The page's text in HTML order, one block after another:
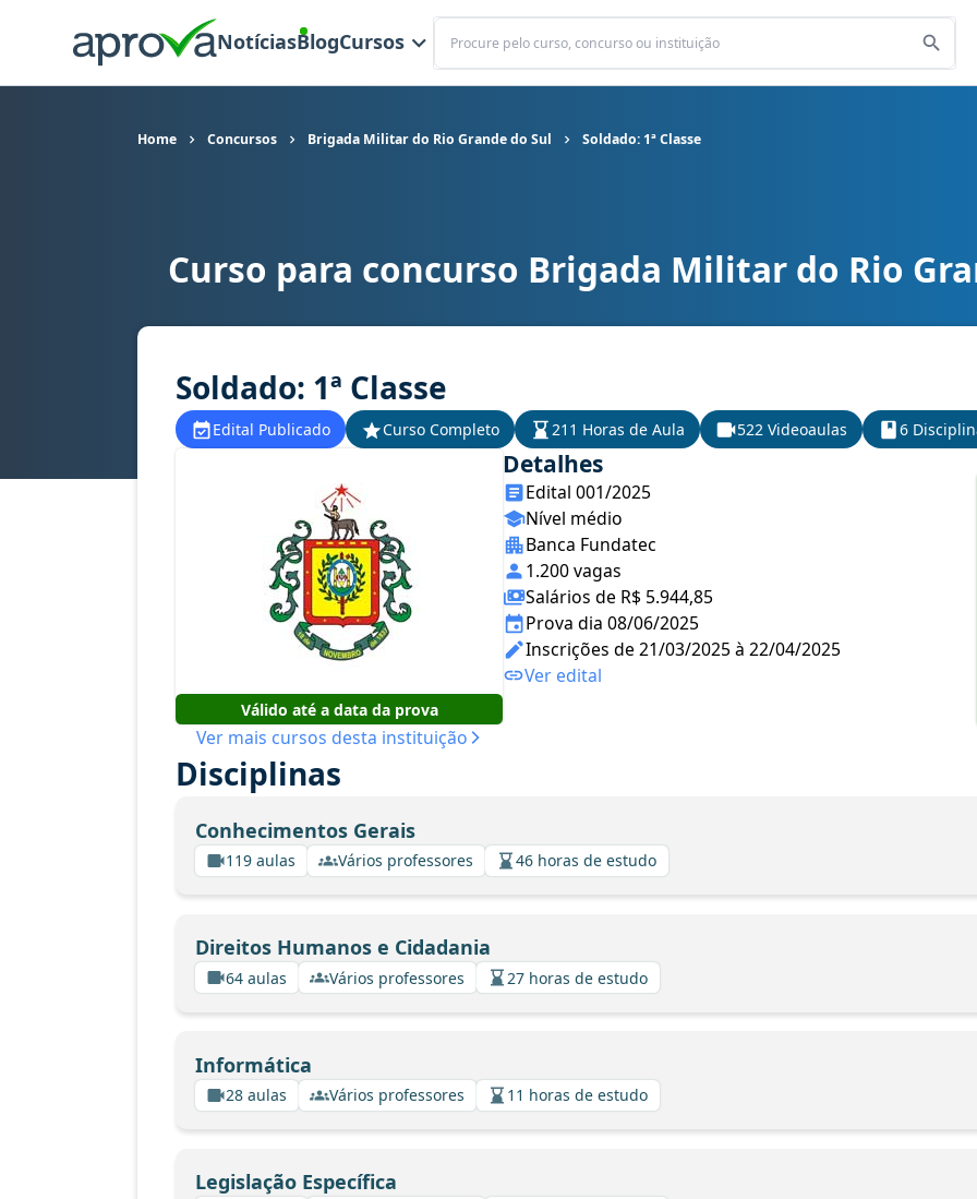
NotíciasBlogCursos
Buscar
Home Concursos Brigada Militar do Rio Grande do Sul Soldado: 1ª Classe
Curso para concurso PM RS, BM RS - Brigada Militar do Rio Grande do Sul cargo Soldado: 1ª Classe
Curso para concurso Brigada Militar do Rio
Soldado: 1ª Classe
Edital Publicado Curso Completo 211 Horas de Aula 522 Videoaulas 6
Válido até a data da prova
Ver mais cursos desta instituição
Detalhes
Edital 001/2025
Nível médio
Banca Fundatec
1.200 vagas
Salários de R$ 5.944,85
Prova dia 08/06/2025
Inscrições de 21/03/2025 à 22/04/2025
Ver edital
Disciplinas
Conhecimentos Gerais
119 aulas Vários professores 46 horas de estudo
Direitos Humanos e Cidadania
64 aulas Vários professores 27 horas de estudo
Informática
28 aulas Vários professores 11 horas de estudo
Legislação Específica